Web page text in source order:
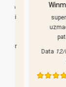
Winmau
superinis
12/06/